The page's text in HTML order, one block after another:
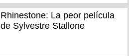
Rhinestone: La peor película
de Sylvestre Stallone